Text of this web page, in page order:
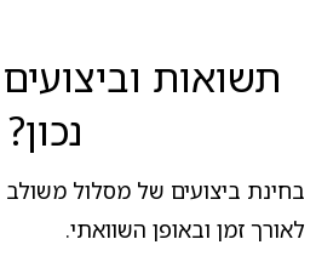
תשואות
נכון?
בחינת ביצועים של מסלול
לאורך זמן ובאופן השוואתי.